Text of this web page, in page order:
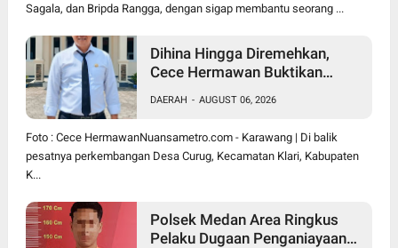
Sagala, dan Bripda Rangga, dengan sigap membantu seorang ...
Dihina Hingga Diremehkan,
Cece Hermawan Buktikan
Bangun Desa Curug
DAERAH - AUGUST 06, 2026
Foto : Cece HermawanNuansametro.com - Karawang | Di balik
pesatnya perkembangan Desa Curug, Kecamatan Klari, Kabupaten
K...
Polsek Medan Area Ringkus
Pelaku Dugaan Penganiayaan